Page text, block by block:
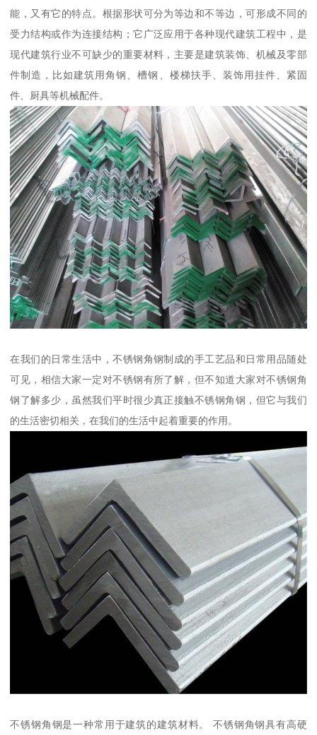
能，又有它的特点。根据形状可分为等边和不等边，可形成不同的
受力结构或作为连接结构；它广泛应用于各种现代建筑工程中，是
现代建筑行业不可缺少的重要材料，主要是建筑装饰、机械及零部
件制造，比如建筑用角钢、槽钢、楼梯扶手、装饰用挂件、紧固
件、厨具等机械配件。
在我们的日常生活中，不锈钢角钢制成的手工艺品和日常用品随处
可见，相信大家一定对不锈钢有所了解，但不知道大家对不锈钢角
钢了解多少，虽然我们平时很少真正接触不锈钢角钢，但它与我们
的生活密切相关，在我们的生活中起着重要的作用。
不锈钢角钢是一种常用于建筑的建筑材料。 不锈钢角钢具有高硬